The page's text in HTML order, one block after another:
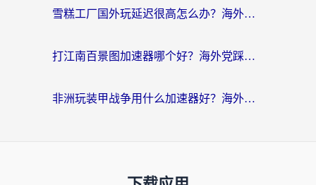
雪糕工厂国外玩延迟很高怎么办？海外玩家国服游戏加速终极攻略（附实测推荐）
打江南百景图加速器哪个好？海外党踩坑N次后，终于找到不卡的秘诀
非洲玩装甲战争用什么加速器好？海外党亲测有效的国服游戏加速方案